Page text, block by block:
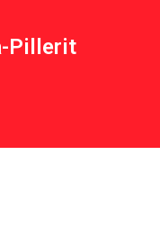
Pillerit